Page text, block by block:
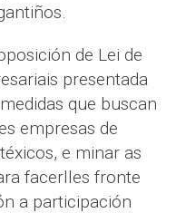
de Lei de
presentada
que buscan
empresas de
e minar as
facerlles fronte
a participación